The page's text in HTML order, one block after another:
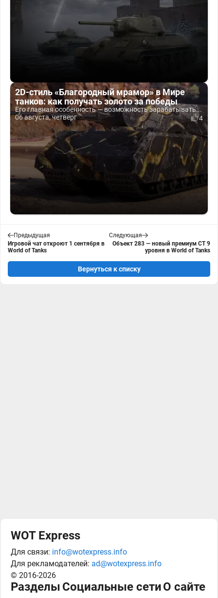
2D-стиль «Благородный мрамор» в Мире
танков: как получать золото за победы
Его главная особенность — возможность зарабатывать...
06 августа, четверг
4
Предыдущая
Игровой чат откроют 1 сентября в
World of Tanks
Следующая
Объект 283 — новый премиум СТ 9
уровня в World of Tanks
Вернуться к списку
WOT Express
Для связи: info@wotexpress.info
Для рекламодателей: ad@wotexpress.info
© 2016-2026
Разделы Социальные сетиО сайте